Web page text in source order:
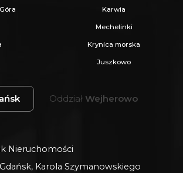
Karwia
Mechelinki
Krynica morska
Juszkowo
Oddział Wejherowo
Nieruchomości
Karola Szymanowskiego